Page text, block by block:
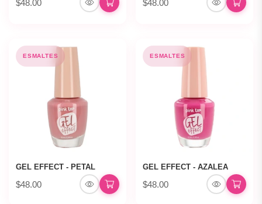
$48.00 $48.00
ESMALTES
GEL EFFECT - PETAL
$48.00
ESMALTES
GEL EFFECT - AZALEA
$48.00